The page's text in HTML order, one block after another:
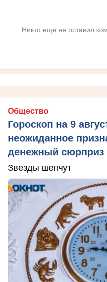
Никто ещё не оставил
Общество
Гороскоп на 9
неожиданное
денежный сюрприз
Звезды шепчут